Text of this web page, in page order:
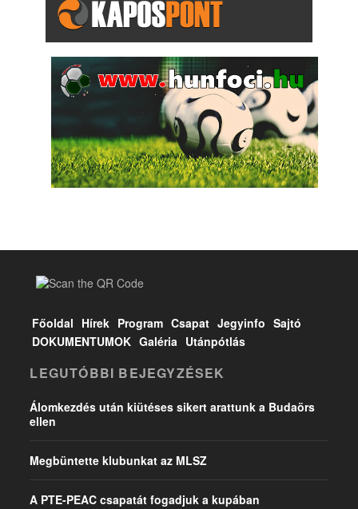
Főoldal Hírek Program Csapat Jegyinfo Sajtó
DOKUMENTUMOK Galéria Utánpótlás
LEGUTÓBBI BEJEGYZÉSEK
Álomkezdés után kiütéses sikert arattunk a Budaörs
ellen
Megbüntette klubunkat az MLSZ
A PTE-PEAC csapatát fogadjuk a kupában